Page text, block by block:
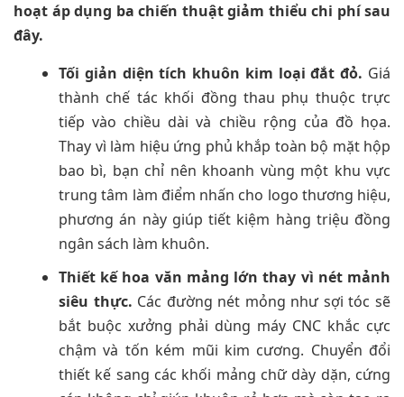
hoạt áp dụng ba chiến thuật giảm thiểu chi phí sau
đây.
Tối giản diện tích khuôn kim loại đắt đỏ. Giá
thành chế tác khối đồng thau phụ thuộc trực
tiếp vào chiều dài và chiều rộng của đồ họa.
Thay vì làm hiệu ứng phủ khắp toàn bộ mặt hộp
bao bì, bạn chỉ nên khoanh vùng một khu vực
trung tâm làm điểm nhấn cho logo thương hiệu,
phương án này giúp tiết kiệm hàng triệu đồng
ngân sách làm khuôn.
Thiết kế hoa văn mảng lớn thay vì nét mảnh
siêu thực. Các đường nét mỏng như sợi tóc sẽ
bắt buộc xưởng phải dùng máy CNC khắc cực
chậm và tốn kém mũi kim cương. Chuyển đổi
thiết kế sang các khối mảng chữ dày dặn, cứng